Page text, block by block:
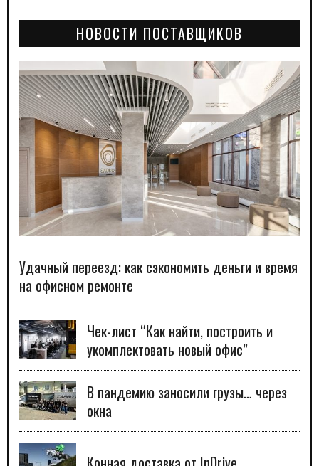
НОВОСТИ ПОСТАВЩИКОВ
Удачный переезд: как сэкономить деньги и время
на офисном ремонте
Чек-лист “Как найти, построить и
укомплектовать новый офис”
В пандемию заносили грузы… через
окна